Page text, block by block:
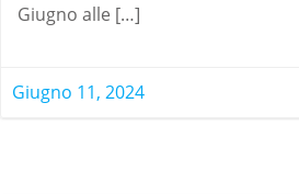
Giugno alle […]
Giugno 11, 2024